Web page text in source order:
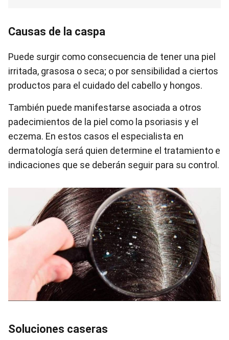
Causas de la caspa
Puede surgir como consecuencia de tener una piel
irritada, grasosa o seca; o por sensibilidad a ciertos
productos para el cuidado del cabello y hongos.
También puede manifestarse asociada a otros
padecimientos de la piel como la psoriasis y el
eczema. En estos casos el especialista en
dermatología será quien determine el tratamiento e
indicaciones que se deberán seguir para su control.
Soluciones caseras